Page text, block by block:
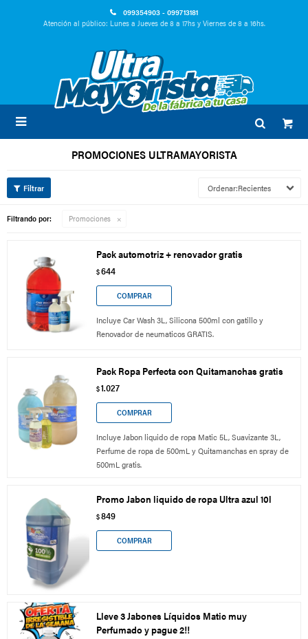
099354903 - 099713181
Atención al público: Lunes a Jueves de 8 a 17hs y Viernes de 8 a 16hs.

PROMOCIONES ULTRAMAYORISTA
Recientes
Filtrando por: Promociones
Pack automotriz + renovador gratis
$644
Incluye Car Wash 3L, Silicona 500ml con gatillo y
Renovador de neumaticos GRATIS.
Pack Ropa Perfecta con Quitamanchas gratis
$1.027
Incluye Jabon liquido de ropa Matic 5L, Suavizante 3L,
Perfume de ropa de 500mL y Quitamanchas en spray de
500mL gratis.
Promo Jabon liquido de ropa Ultra azul 10l
$849
Lleve 3 Jabones Líquidos Matic muy
Perfumado y pague 2!!